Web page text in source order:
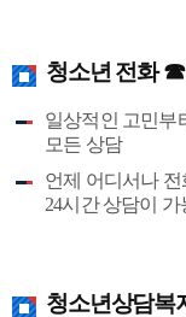
청소년 전화 ☎
일상적인 고민부
모든 상담
언제 어디서나 전
24시간 상담이 가
청소년상담복